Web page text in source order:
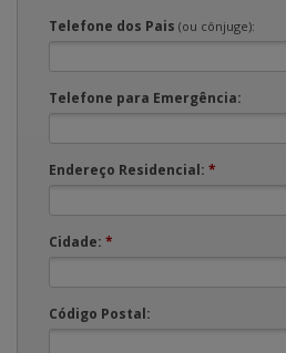
Telefone dos Pais (ou cônjuge):
Telefone para Emergência:
Endereço Residencial: *
Cidade: *
Código Postal: